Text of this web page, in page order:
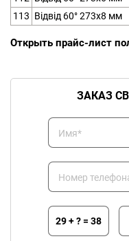
113 Відвід 60° 273х8 мм
Открыть прайс-лист
ЗАКАЗ
Имя*
Номер
29 + ? = 38